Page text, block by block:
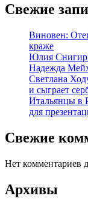
Свежие
Виновен:
краже
Юлия Снигирь
Надежда
Светлана
и сыграет
Итальянцы в
для
Свежие
Нет комментариев
Архивы